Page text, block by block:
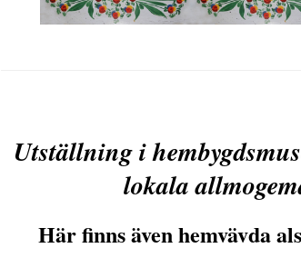
Utställning i
lokala
Här finns även hemvävda